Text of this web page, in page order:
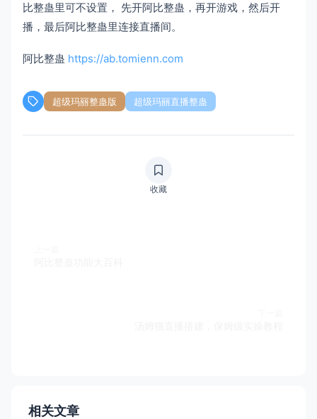
比整蛊里可不设置， 先开阿比整蛊，再开游戏，然后开
播，最后阿比整蛊里连接直播间。
阿比整蛊 https://ab.tomienn.com
超级玛丽整蛊版 超级玛丽直播整蛊
收藏
相关文章